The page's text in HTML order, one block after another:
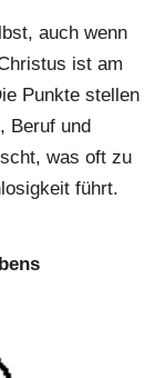
auch wenn
ist am
Punkte stellen
Beruf und
was oft zu
führt.